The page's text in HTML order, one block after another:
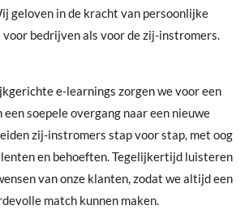
geloven in de kracht van persoonlijke
voor bedrijven als voor de zij-instromers.
e-learnings zorgen we voor een
een soepele overgang naar een nieuwe
zij-instromers stap voor stap, met oog
en behoeften. Tegelijkertijd luisteren
van onze klanten, zodat we altijd een
match kunnen maken.